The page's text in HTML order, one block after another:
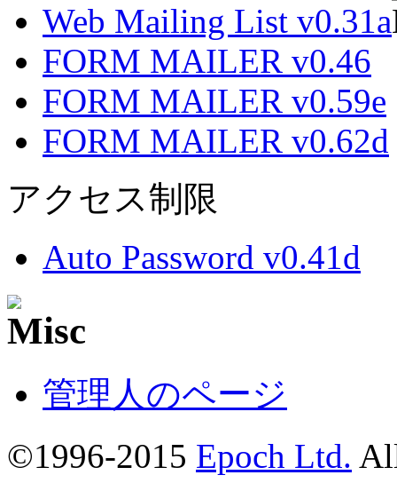
Web Mailing List v0.31a
FORM MAILER v0.46
FORM MAILER v0.59e
FORM MAILER v0.62d
アクセス制限
Auto Password v0.41d
管理人のページ
©1996-2015 Epoch Ltd.